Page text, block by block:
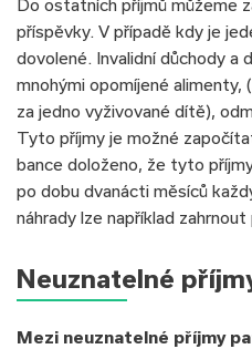
Do ostatních příjmů můžeme
příspěvky. V případě kdy je
dovolené. Invalidní důchody a
mnohými opomíjené alimenty,
za jedno vyživované dítě),
Tyto příjmy je možné
bance doloženo, že tyto
po dobu dvanácti měsíců
náhrady lze například
Neuznatelné
Mezi neuznatelné příjmy